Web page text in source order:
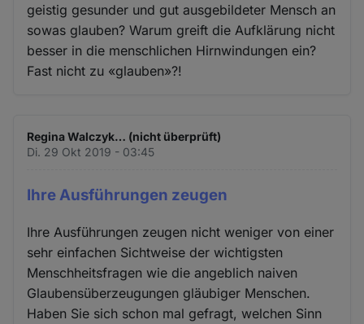
geistig gesunder und gut ausgebildeter Mensch an
sowas glauben? Warum greift die Aufklärung nicht
besser in die menschlichen Hirnwindungen ein?
Fast nicht zu «glauben»?!
Regina Walczyk… (nicht überprüft)
Di. 29 Okt 2019 - 03:45
Ihre Ausführungen zeugen
Ihre Ausführungen zeugen nicht weniger von einer
sehr einfachen Sichtweise der wichtigsten
Menschheitsfragen wie die angeblich naiven
Glaubensüberzeugungen gläubiger Menschen.
Haben Sie sich schon mal gefragt, welchen Sinn